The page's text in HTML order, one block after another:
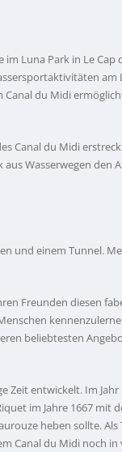
Luna Park in Le Cap
am
Canal du Midi
Canal du Midi
aus Wasserwegen den
und einem Tunnel.
Freunden diesen
beliebtesten
Zeit entwickelt. Im Jahr
im Jahre 1667 mit
heben sollte. Als
Canal du Midi noch in